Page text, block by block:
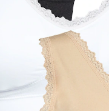
der Brust
haut, weiß,
XL)